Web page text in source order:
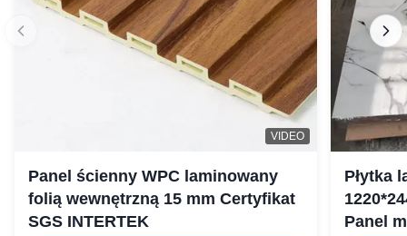
VIDEO
Panel ścienny WPC laminowany
folią wewnętrzną 15 mm Certyfikat
SGS INTERTEK
Płytka
Panel